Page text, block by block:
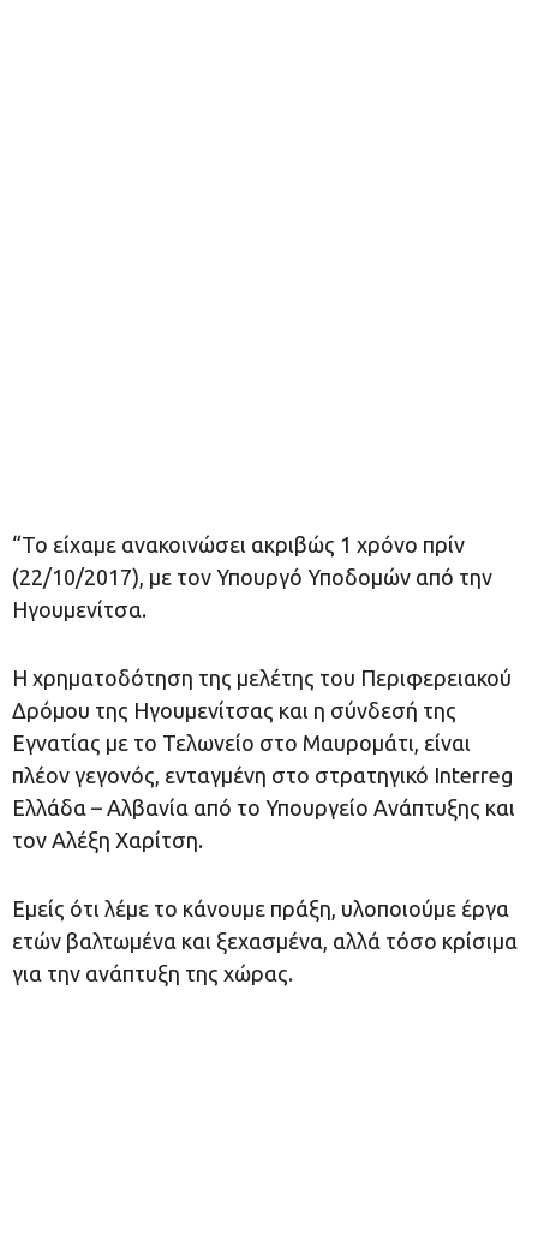
“Το είχαμε ανακοινώσει ακριβώς 1 χρόνο πρίν
(22/10/2017), με τον Υπουργό Υποδομών από την
Ηγουμενίτσα.
Η χρηματοδότηση της μελέτης του Περιφερειακού
Δρόμου της Ηγουμενίτσας και η σύνδεσή της
Εγνατίας με το Τελωνείο στο Μαυρομάτι, είναι
πλέον γεγονός, ενταγμένη στο στρατηγικό Interreg
Ελλάδα – Αλβανία από το Υπουργείο Ανάπτυξης και
τον Αλέξη Χαρίτση.
Εμείς ότι λέμε το κάνουμε πράξη, υλοποιούμε έργα
ετών βαλτωμένα και ξεχασμένα, αλλά τόσο κρίσιμα
για την ανάπτυξη της χώρας.